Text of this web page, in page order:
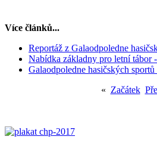
Více článků...
Reportáž z Galaodpoledne
Nabídka základny pro letní tábor
Galaodpoledne hasičských sportů
« Začátek